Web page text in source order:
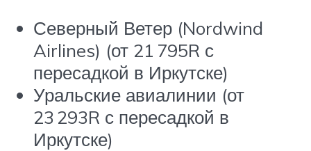
Северный Ветер (Nordwind
Airlines) (от 21 795R с
пересадкой в Иркутске)
Уральские авиалинии (от
23 293R с пересадкой в
Иркутске)